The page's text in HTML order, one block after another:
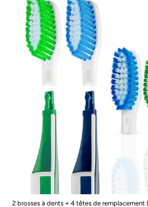
2 brosses à dents + 4 têtes de remplacement